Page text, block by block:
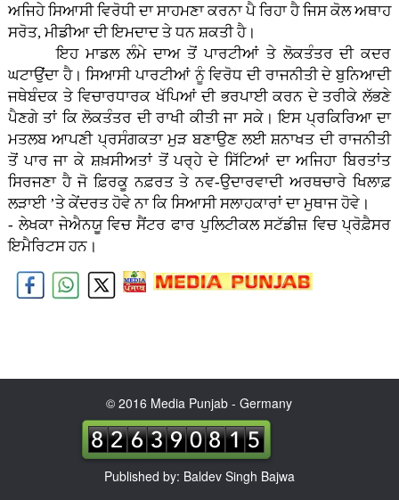
ਅਜਿਹੇ ਸਿਆਸੀ ਵਿਰੋਧੀ ਦਾ ਸਾਹਮਣਾ ਕਰਨਾ ਪੈ ਰਿਹਾ ਹੈ ਜਿਸ ਕੋਲ ਅਥਾਹ
ਸਰੋਤ, ਮੀਡੀਆ ਦੀ ਇਮਦਾਦ ਤੇ ਧਨ ਸ਼ਕਤੀ ਹੈ।
ਇਹ ਮਾਡਲ ਲੰਮੇ ਦਾਅ ਤੋਂ ਪਾਰਟੀਆਂ ਤੇ ਲੋਕਤੰਤਰ ਦੀ ਕਦਰ
ਘਟਾਉਂਦਾ ਹੈ। ਸਿਆਸੀ ਪਾਰਟੀਆਂ ਨੂੰ ਵਿਰੋਧ ਦੀ ਰਾਜਨੀਤੀ ਦੇ ਬੁਨਿਆਦੀ
ਜਥੇਬੰਦਕ ਤੇ ਵਿਚਾਰਧਾਰਕ ਖੱਪਿਆਂ ਦੀ ਭਰਪਾਈ ਕਰਨ ਦੇ ਤਰੀਕੇ ਲੱਭਣੇ
ਪੈਣਗੇ ਤਾਂ ਕਿ ਲੋਕਤੰਤਰ ਦੀ ਰਾਖੀ ਕੀਤੀ ਜਾ ਸਕੇ। ਇਸ ਪ੍ਰਕਿਰਿਆ ਦਾ
ਮਤਲਬ ਆਪਣੀ ਪ੍ਰਸੰਗਕਤਾ ਮੁੜ ਬਣਾਉਣ ਲਈ ਸ਼ਨਾਖਤ ਦੀ ਰਾਜਨੀਤੀ
ਤੋਂ ਪਾਰ ਜਾ ਕੇ ਸ਼ਖ਼ਸੀਅਤਾਂ ਤੋਂ ਪਰ੍ਹੇ ਦੇ ਸਿੱਟਿਆਂ ਦਾ ਅਜਿਹਾ ਬਿਰਤਾਂਤ
ਸਿਰਜਣਾ ਹੈ ਜੋ ਫ਼ਿਰਕੂ ਨਫ਼ਰਤ ਤੇ ਨਵ-ਉਦਾਰਵਾਦੀ ਅਰਥਚਾਰੇ ਖਿਲਾਫ਼
ਲੜਾਈ ’ਤੇ ਕੇਂਦਰਤ ਹੋਵੇ ਨਾ ਕਿ ਸਿਆਸੀ ਸਲਾਹਕਾਰਾਂ ਦਾ ਮੁਥਾਜ ਹੋਵੇ।
- ਲੇਖਕਾ ਜੇਐਨਯੂ ਵਿਚ ਸੈਂਟਰ ਫਾਰ ਪੁਲਿਟੀਕਲ ਸਟੱਡੀਜ਼ ਵਿਚ ਪ੍ਰੋਫ਼ੈਸਰ
ਇਮੈਰਿਟਸ ਹਨ।
© 2016 Media Punjab - Germany
Published by: Baldev Singh Bajwa